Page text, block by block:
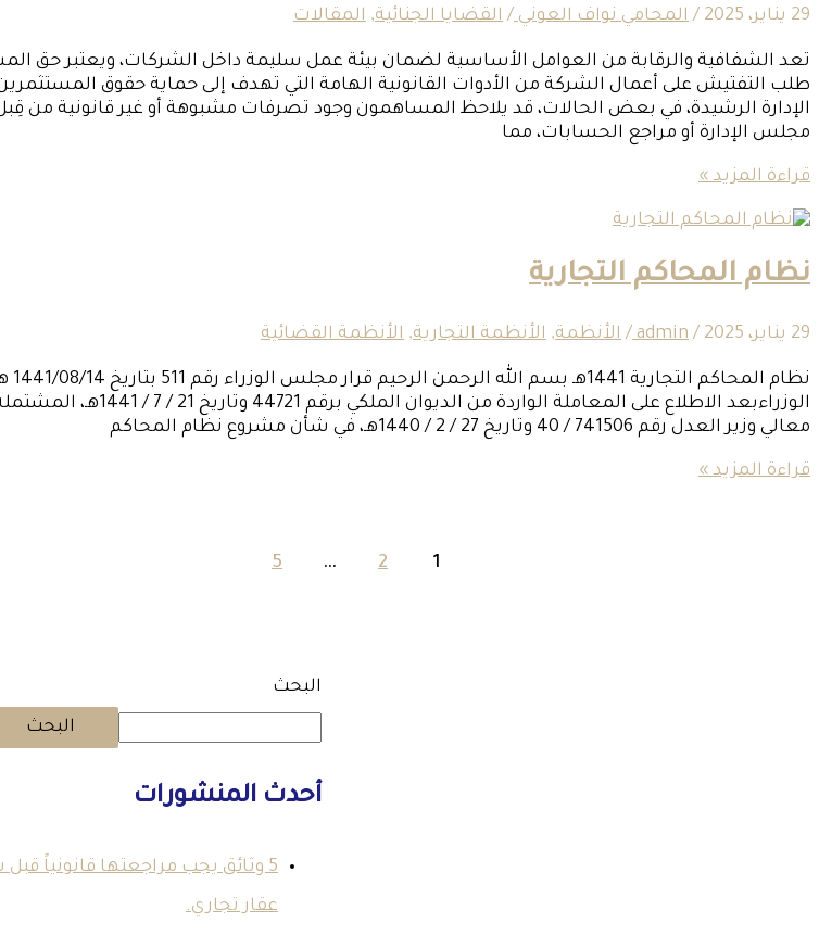
29 يناير، 2025 /المحامي نواف العوني/القضايا الجنائية, المقالات
تعد الشفافية والرقابة من العوامل الأساسية لضمان بيئة عمل سليمة داخل الشركات، ويعتبر حق
طلب التفتيش على أعمال الشركة من الأدوات القانونية الهامة التي تهدف إلى حماية حقوق
الإدارة الرشيدة، في بعض الحالات، قد يلاحظ المساهمون وجود تصرفات مشبوهة أو غير قانونية من
مجلس الإدارة أو مراجع الحسابات، مما
قراءة المزيد »
نظام المحاكم التجارية
29 يناير، 2025 /
admin
/الأنظمة, الأنظمة التجارية, الأنظمة القضائية
نظام
الوزراءبعد الاطلاع على المعاملة الواردة من الديوان
معالي وزير العدل رقم 741506 / 40 وتاريخ 27 / 2 / 1440هـ، في شأن مشروع نظام المحاكم
قراءة المزيد »
1
2
…
5
البحث
البحث
أحدث المنشورات
5 وثائق يجب مراجعتها قانونياً
عقار تجاري.